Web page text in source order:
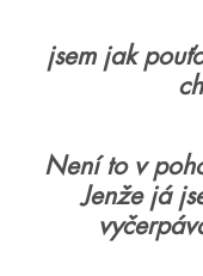
jsem jak
Není to v
Jenže já